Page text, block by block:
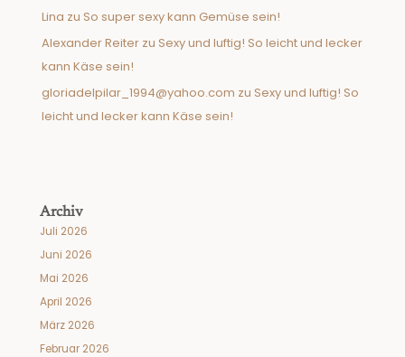
Lina zu So super sexy kann Gemüse sein!
Alexander Reiter zu Sexy und luftig! So leicht und lecker
kann Käse sein!
gloriadelpilar_1994@yahoo.com zu Sexy und luftig! So
leicht und lecker kann Käse sein!
Archiv
Juli 2026
Juni 2026
Mai 2026
April 2026
März 2026
Februar 2026